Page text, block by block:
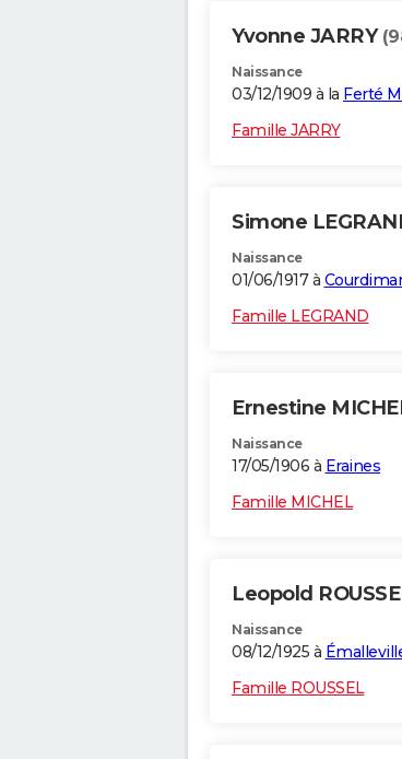
Yvonne JARRY
Naissance
03/12/1909 à la Ferté
Famille JARRY
Simone
Naissance
01/06/1917 à
Famille LEGRAND
Ernestine
Naissance
17/05/1906 à Eraines
Famille MICHEL
Leopold
Naissance
08/12/1925 à
Famille ROUSSEL